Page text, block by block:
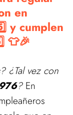
en
cumplen
👕🎉
? ¿Tal vez con
?En